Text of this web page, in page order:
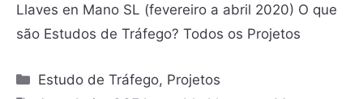
Llaves en Mano SL (fevereiro a abril 2020) O que
são Estudos de Tráfego? Todos os Projetos
Estudo de Tráfego, Projetos